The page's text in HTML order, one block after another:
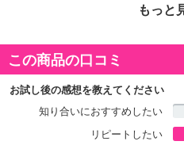
注意事項:・実際にお届けする商品とパッケージ
ご了承ください。
もっと
この商品の口コミ
お試し後の感想を教えてください
知り合いにおすすめしたい
リピートしたい